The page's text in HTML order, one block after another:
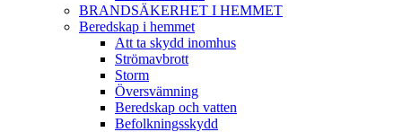
BRANDSÄKERHET I HEMMET
Beredskap i hemmet
Att ta skydd inomhus
Strömavbrott
Storm
Översvämning
Beredskap och vatten
Befolkningsskydd